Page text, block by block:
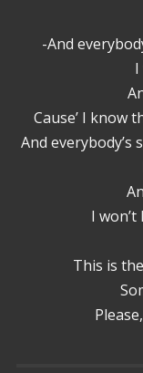
-And
I
Cause’ I know
And everybody’s
I
This is